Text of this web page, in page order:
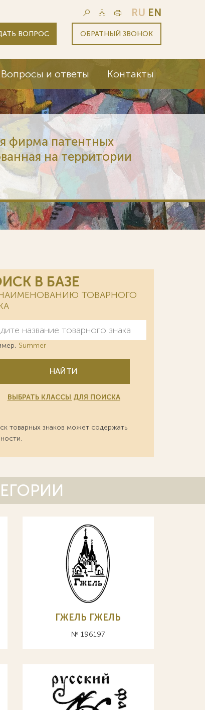
RU EN
ВОПРОС ОБРАТНЫЙ ЗВОНОК
Вопросы и ответы Контакты
фирма патентных
на территории
В БАЗЕ
ТОВАРНОГО
Summer
НАЙТИ
ВЫБРАТЬ КЛАССЫ ДЛЯ ПОИСКА
товарных знаков может содержать
ГЖЕЛЬ ГЖЕЛЬ
№ 196197